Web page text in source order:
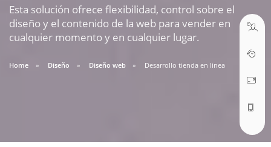
Esta solución ofrece flexibilidad, control sobre el
diseño y el contenido de la web para vender en
cualquier momento y en cualquier lugar.
Home Diseño Diseño web Desarrollo tienda en linea
soporte@webseo.cl
ABRIR TICKET